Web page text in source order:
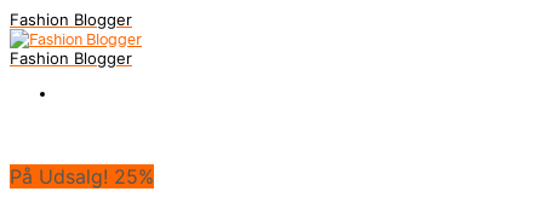
Fashion Blogger
Fashion Blogger
På Udsalg! 25%